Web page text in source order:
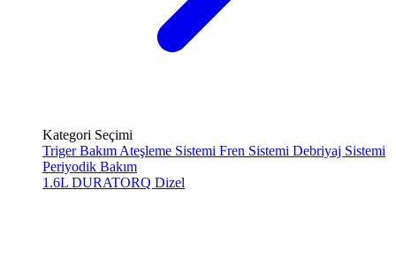
Kategori Seçimi
Triger Bakım Ateşleme Sistemi Fren Sistemi Debriyaj Sistemi
Periyodik Bakım
1.6L DURATORQ Dizel